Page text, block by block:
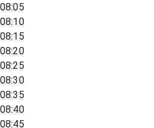
08:05
08:10
08:15
08:20
08:25
08:30
08:35
08:40
08:45